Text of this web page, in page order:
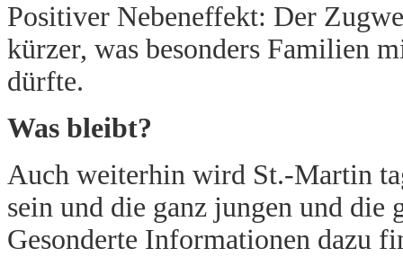
Positiver Nebeneffekt: Der
kürzer, was besonders Familien
dürfte.
Was bleibt?
Auch weiterhin wird St.-Martin
sein und die ganz jungen und die
Gesonderte Informationen dazu